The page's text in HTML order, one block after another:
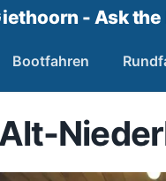
- Ask the
Bootfahren
Alt-